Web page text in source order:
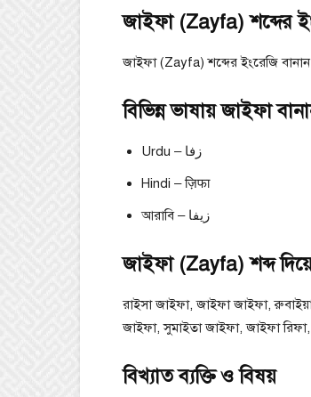
জাইফা (Zayfa) শব্দের
জাইফা (Zayfa) শব্দের ইংরেজি
বিভিন্ন ভাষায় জাইফা
Urdu – زفا
Hindi – ज़िफा
আরাবি – زيفا
জাইফা (Zayfa) শব্দ
রাইসা জাইফা, জাইফা জাইফা,
জাইফা, সুমাইতা জাইফা, জাইফা
বিখ্যাত ব্যক্তি ও বিষয়